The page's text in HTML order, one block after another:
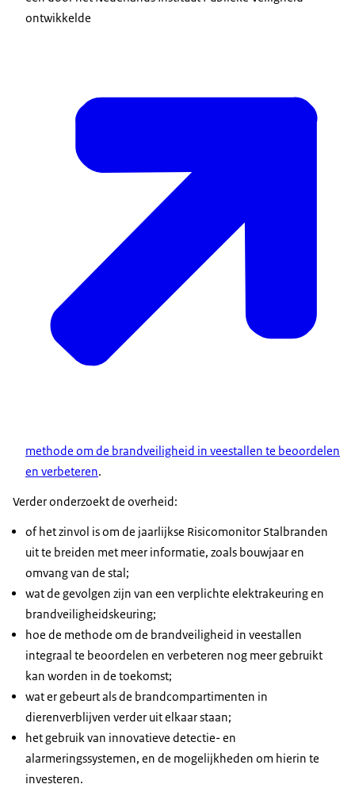
ontwikkelde
methode om de brandveiligheid in veestallen te beoordelen
en verbeteren.
Verder onderzoekt de overheid:
of het zinvol is om de jaarlijkse Risicomonitor Stalbranden
uit te breiden met meer informatie, zoals bouwjaar en
omvang van de stal;
wat de gevolgen zijn van een verplichte elektrakeuring en
brandveiligheidskeuring;
hoe de methode om de brandveiligheid in veestallen
integraal te beoordelen en verbeteren nog meer gebruikt
kan worden in de toekomst;
wat er gebeurt als de brandcompartimenten in
dierenverblijven verder uit elkaar staan;
het gebruik van innovatieve detectie- en
alarmeringssystemen, en de mogelijkheden om hierin te
investeren.